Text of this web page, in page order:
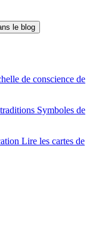
le blog
de conscience de
Symboles de
Lire les cartes de